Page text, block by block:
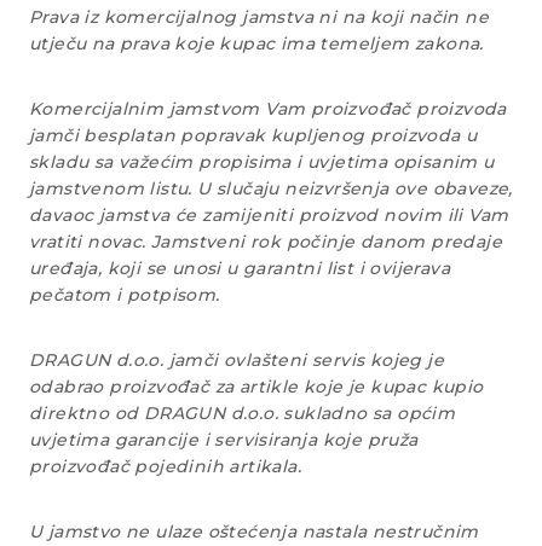
Prava iz komercijalnog jamstva ni na koji način ne
utječu na prava koje kupac ima temeljem zakona.
Komercijalnim jamstvom Vam proizvođač proizvoda
jamči besplatan popravak kupljenog proizvoda u
skladu sa važećim propisima i uvjetima opisanim u
jamstvenom listu. U slučaju neizvršenja ove obaveze,
davaoc jamstva će zamijeniti proizvod novim ili Vam
vratiti novac. Jamstveni rok počinje danom predaje
uređaja, koji se unosi u garantni list i ovijerava
pečatom i potpisom.
DRAGUN d.o.o. jamči ovlašteni servis kojeg je
odabrao proizvođač za artikle koje je kupac kupio
direktno od DRAGUN d.o.o. sukladno sa općim
uvjetima garancije i servisiranja koje pruža
proizvođač pojedinih artikala.
U jamstvo ne ulaze oštećenja nastala nestručnim